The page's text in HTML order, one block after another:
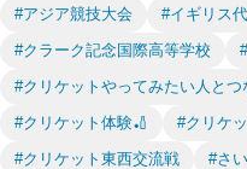
#アジア競技大会
#イギリス
#クラーク記念国際高等学校
#クリケットやってみたい人とつ
#クリケット体験🏏
#クリケ
#クリケット東西交流戦
#さ